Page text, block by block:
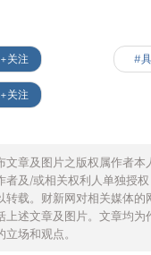
+关注 #
+关注
文章及图片之版权属作者本
者及/或相关权利人单独授
转载。财新网对相关媒体的
上述文章及图片。文章均为
场和观点。